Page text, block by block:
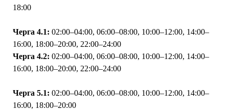
18:00
Черга 4.1: 02:00–04:00, 06:00–08:00, 10:00–12:00, 14:00–
16:00, 18:00–20:00, 22:00–24:00
Черга 4.2: 02:00–04:00, 06:00–08:00, 10:00–12:00, 14:00–
16:00, 18:00–20:00, 22:00–24:00
Черга 5.1: 02:00–04:00, 06:00–08:00, 10:00–12:00, 14:00–
16:00, 18:00–20:00